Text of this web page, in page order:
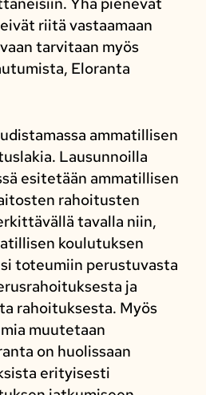
riitä vastaamaan
tarvitaan myös
Eloranta
ammatillisen
Lausunnoilla
esitetään ammatillisen
rahoitusten
tavalla niin,
koulutuksen
toteumiin perustuvasta
ja
rahoituksesta. Myös
muutetaan
on huolissaan
erityisesti